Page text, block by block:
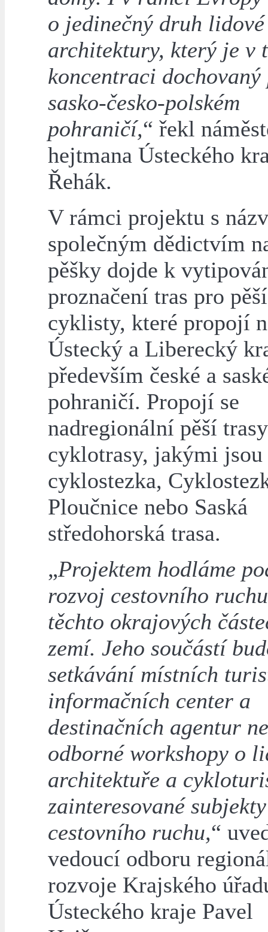
o jedinečný druh lidové
architektury, který je v
koncentraci dochovaný
sasko-česko-polském
pohraničí,“ řekl
hejtmana Ústeckého
Řehák.
V rámci projektu s
společným dědictvím
pěšky dojde k
proznačení tras pro
cyklisty, které propojí
Ústecký a Liberecký
především české a
pohraničí. Propojí se
nadregionální pěší
cyklotrasy, jakými jsou
cyklostezka,
Ploučnice nebo Saská
středohorská trasa.
„Projektem hodláme
rozvoj cestovního
těchto okrajových
zemí. Jeho součástí
setkávání místních
informačních center a
destinačních agentur
odborné workshopy o
architektuře a
zainteresované subjekty
cestovního ruchu,“
vedoucí odboru
rozvoje Krajského
Ústeckého kraje Pavel